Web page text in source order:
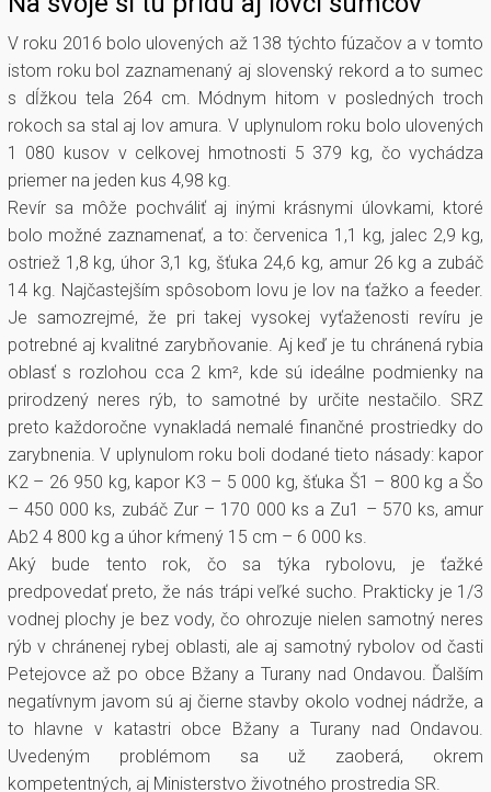
V roku 2016 bolo ulovených až 138 týchto fúzačov a v tomto
istom roku bol zaznamenaný aj slovenský rekord a to sumec
s dĺžkou tela 264 cm. Módnym hitom v posledných troch
rokoch sa stal aj lov amura. V uplynulom roku bolo ulovených
1 080 kusov v celkovej hmotnosti 5 379 kg, čo vychádza
priemer na jeden kus 4,98 kg.
Revír sa môže pochváliť aj inými krásnymi úlovkami, ktoré
bolo možné zaznamenať, a to: červenica 1,1 kg, jalec 2,9 kg,
ostriež 1,8 kg, úhor 3,1 kg, šťuka 24,6 kg, amur 26 kg a zubáč
14 kg. Najčastejším spôsobom lovu je lov na ťažko a feeder.
Je samozrejmé, že pri takej vysokej vyťaženosti revíru je
potrebné aj kvalitné zarybňovanie. Aj keď je tu chránená rybia
oblasť s rozlohou cca 2 km², kde sú ideálne podmienky na
prirodzený neres rýb, to samotné by určite nestačilo. SRZ
preto každoročne vynakladá nemalé finančné prostriedky do
zarybnenia. V uplynulom roku boli dodané tieto násady: kapor
K2 – 26 950 kg, kapor K3 – 5 000 kg, šťuka Š1 – 800 kg a Šo
– 450 000 ks, zubáč Zur – 170 000 ks a Zu1 – 570 ks, amur
Ab2 4 800 kg a úhor kŕmený 15 cm – 6 000 ks.
Aký bude tento rok, čo sa týka rybolovu, je ťažké
predpovedať preto, že nás trápi veľké sucho. Prakticky je 1/3
vodnej plochy je bez vody, čo ohrozuje nielen samotný neres
rýb v chránenej rybej oblasti, ale aj samotný rybolov od časti
Petejovce až po obce Bžany a Turany nad Ondavou. Ďalším
negatívnym javom sú aj čierne stavby okolo vodnej nádrže, a
to hlavne v katastri obce Bžany a Turany nad Ondavou.
Uvedeným problémom sa už zaoberá, okrem
kompetentných, aj Ministerstvo životného prostredia SR.